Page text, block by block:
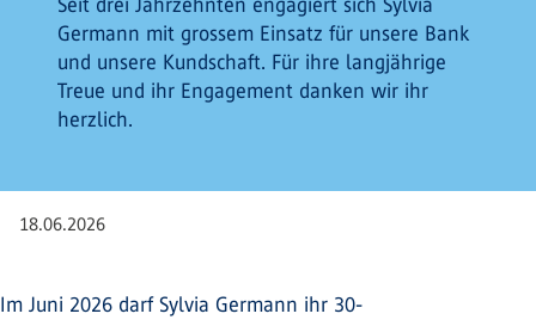
Germann mit grossem Einsatz für unsere Bank
und unsere Kundschaft. Für ihre langjährige
Treue und ihr Engagement danken wir ihr
herzlich.
18.06.2026
Im Juni 2026 darf Sylvia Germann ihr 30-